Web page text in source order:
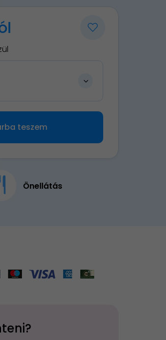
teszem
Önellátás